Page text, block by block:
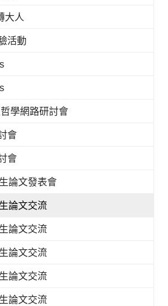
大人
活動
學網路研討會
會
會
論文發表會
論文交流
論文交流
論文交流
論文交流
論文交流